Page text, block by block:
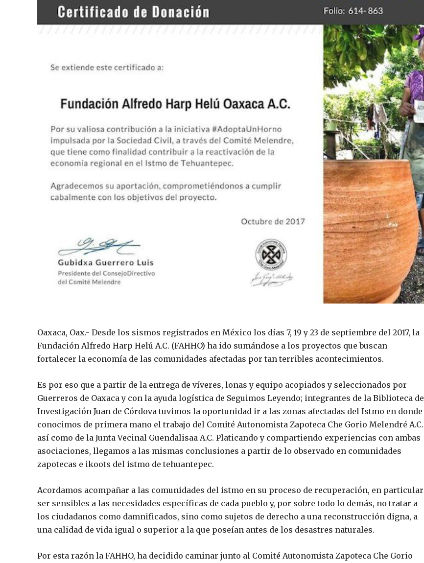
Oaxaca, Oax.- Desde los sismos registrados en México los días 7, 19 y 23 de septiembre del 2017, la
Fundación Alfredo Harp Helú A.C. (FAHHO) ha ido sumándose a los proyectos que buscan
fortalecer la economía de las comunidades afectadas por tan terribles acontecimientos.
Es por eso que a partir de la entrega de víveres, lonas y equipo acopiados y seleccionados por
Guerreros de Oaxaca y con la ayuda logística de Seguimos Leyendo; integrantes de la Biblioteca de
Investigación Juan de Córdova tuvimos la oportunidad ir a las zonas afectadas del Istmo en donde
conocimos de primera mano el trabajo del Comité Autonomista Zapoteca Che Gorio Melendré A.C.
así como de la Junta Vecinal Guendalisaa A.C. Platicando y compartiendo experiencias con ambas
asociaciones, llegamos a las mismas conclusiones a partir de lo observado en comunidades
zapotecas e ikoots del istmo de tehuantepec.
Acordamos acompañar a las comunidades del istmo en su proceso de recuperación, en particular
ser sensibles a las necesidades específicas de cada pueblo y, por sobre todo lo demás, no tratar a
los ciudadanos como damnificados, sino como sujetos de derecho a una reconstrucción digna, a
una calidad de vida igual o superior a la que poseían antes de los desastres naturales.
Por esta razón la FAHHO, ha decidido caminar junto al Comité Autonomista Zapoteca Che Gorio